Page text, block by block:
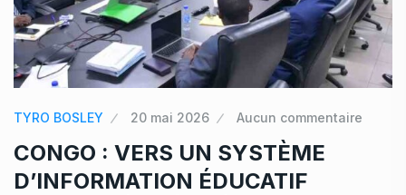
TYRO BOSLEY 20 mai 2026 Aucun commentaire
CONGO : VERS UN SYSTÈME
D’INFORMATION ÉDUCATIF